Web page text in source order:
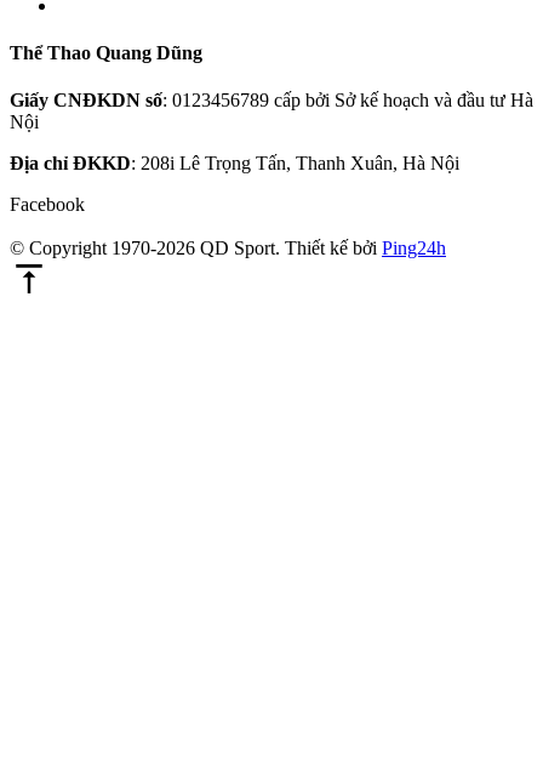
Thể Thao Quang Dũng
Giấy CNĐKDN số: 0123456789 cấp bởi Sở kế hoạch và đầu tư Hà
Nội
Địa chỉ ĐKKD: 208i Lê Trọng Tấn, Thanh Xuân, Hà Nội
Facebook
© Copyright 1970-2026 QD Sport. Thiết kế bởi Ping24h